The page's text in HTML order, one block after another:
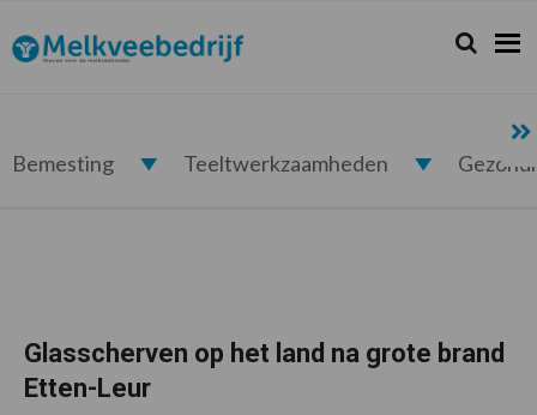
de
hoofdnavigatie
de
hoofd
de
eerste
de
voettekst
Melkveebedrijf.nl Zoeken...
Zoek
Bemesting Teeltwerkzaamheden
Glasscherven op het land na grote brand
Etten-Leur